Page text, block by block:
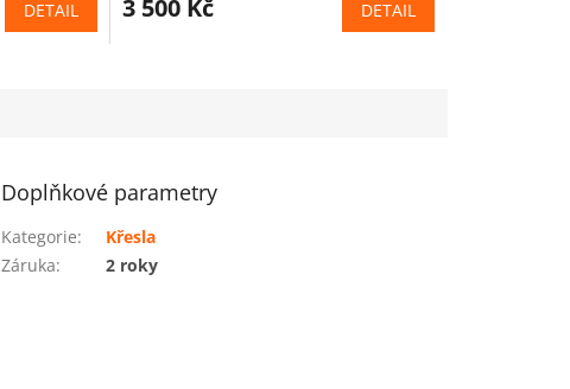
DETAIL 3 500 Kč DETAIL
Doplňkové parametry
Kategorie:
Křesla
Záruka: 2 roky